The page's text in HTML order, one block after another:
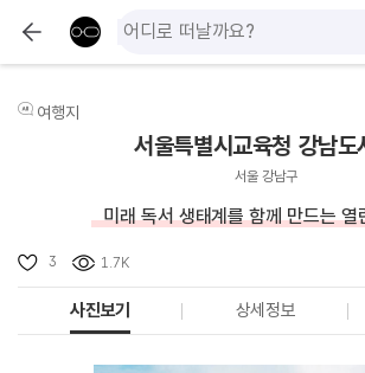
여행지
서울특별시교육청 강남도
서울 강남구
미래 독서 생태계를 함께 만드는 열
3 1.7K
사진보기 상세정보